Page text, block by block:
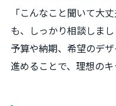
「こんなこと聞いて大
も、しっかり相談しまし
予算や納期、希望のデ
進めることで、理想のキ